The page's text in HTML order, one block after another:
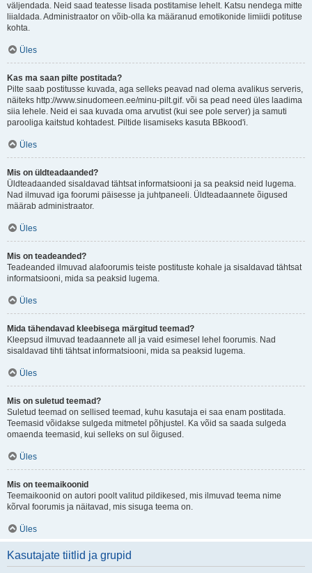
väljendada. Neid saad teatesse lisada postitamise lehelt. Katsu nendega mitte
liialdada. Administraator on võib-olla ka määranud emotikonide limiidi potituse
kohta.
Üles
Kas ma saan pilte postitada?
Pilte saab postitusse kuvada, aga selleks peavad nad olema avalikus serveris,
näiteks http://www.sinudomeen.ee/minu-pilt.gif. või sa pead need üles laadima
siia lehele. Neid ei saa kuvada oma arvutist (kui see pole server) ja samuti
parooliga kaitstud kohtadest. Piltide lisamiseks kasuta BBkood'i.
Üles
Mis on üldteadaanded?
Üldteadaanded sisaldavad tähtsat informatsiooni ja sa peaksid neid lugema.
Nad ilmuvad iga foorumi päisesse ja juhtpaneeli. Üldteadaannete õigused
määrab administraator.
Üles
Mis on teadeanded?
Teadeanded ilmuvad alafoorumis teiste postituste kohale ja sisaldavad tähtsat
informatsiooni, mida sa peaksid lugema.
Üles
Mida tähendavad kleebisega märgitud teemad?
Kleepsud ilmuvad teadaannete all ja vaid esimesel lehel foorumis. Nad
sisaldavad tihti tähtsat informatsiooni, mida sa peaksid lugema.
Üles
Mis on suletud teemad?
Suletud teemad on sellised teemad, kuhu kasutaja ei saa enam postitada.
Teemasid võidakse sulgeda mitmetel põhjustel. Ka võid sa saada sulgeda
omaenda teemasid, kui selleks on sul õigused.
Üles
Mis on teemaikoonid
Teemaikoonid on autori poolt valitud pildikesed, mis ilmuvad teema nime
kõrval foorumis ja näitavad, mis sisuga teema on.
Üles
Kasutajate tiitlid ja grupid